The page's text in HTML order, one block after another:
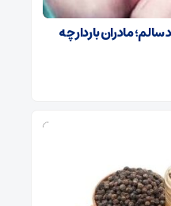
مادران باردار چه